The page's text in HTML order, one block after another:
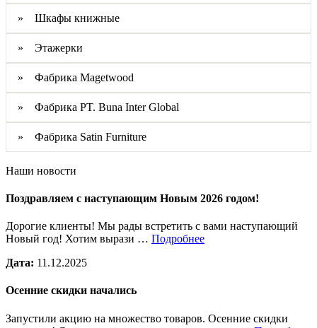
» Шкафы книжные
» Этажерки
» Фабрика Magetwood
» Фабрика PT. Buna Inter Global
» Фабрика Satin Furniture
Наши новости
Поздравляем с наступающим Новым 2026 годом!
Дорогие клиенты! Мы рады встретить с вами наступающий
Новый год! Хотим вырази … Подробнее
Дата: 11.12.2025
Осенние скидки начались
Запустили акцию на множество товаров. Осенние скидки